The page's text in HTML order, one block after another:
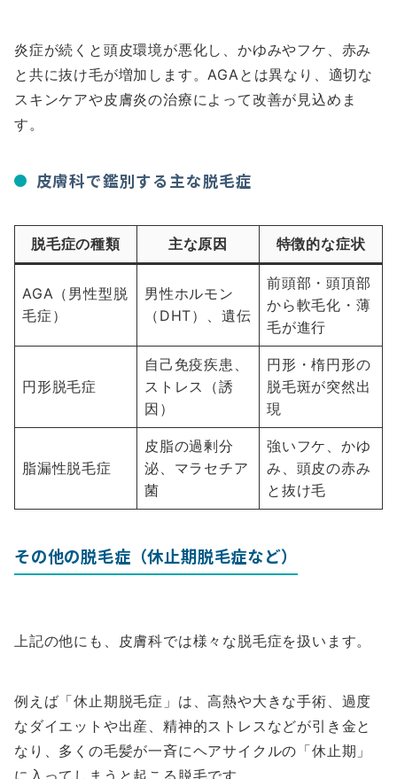
炎症が続くと頭皮環境が悪化し、かゆみやフケ、赤み
と共に抜け毛が増加します。AGAとは異なり、適切な
スキンケアや皮膚炎の治療によって改善が見込めま
す。
皮膚科で鑑別する主な脱毛症
脱毛症の種類 主な原因 特徴的な症状
AGA（男性型脱
毛症）
男性ホルモン
（DHT）、遺伝
前頭部・頭頂部
から軟毛化・薄
毛が進行
円形脱毛症
自己免疫疾患、
ストレス（誘
因）
円形・楕円形の
脱毛斑が突然出
現
脂漏性脱毛症
皮脂の過剰分
泌、マラセチア
菌
強いフケ、かゆ
み、頭皮の赤み
と抜け毛
その他の脱毛症（休止期脱毛症など）
上記の他にも、皮膚科では様々な脱毛症を扱います。
例えば「休止期脱毛症」は、高熱や大きな手術、過度
なダイエットや出産、精神的ストレスなどが引き金と
なり、多くの毛髪が一斉にヘアサイクルの「休止期」